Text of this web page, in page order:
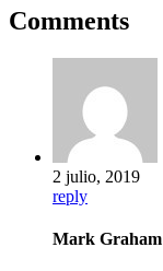
Comments
2 julio, 2019
reply
Mark Graham